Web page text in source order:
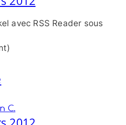
avec RSS Reader sous
C.